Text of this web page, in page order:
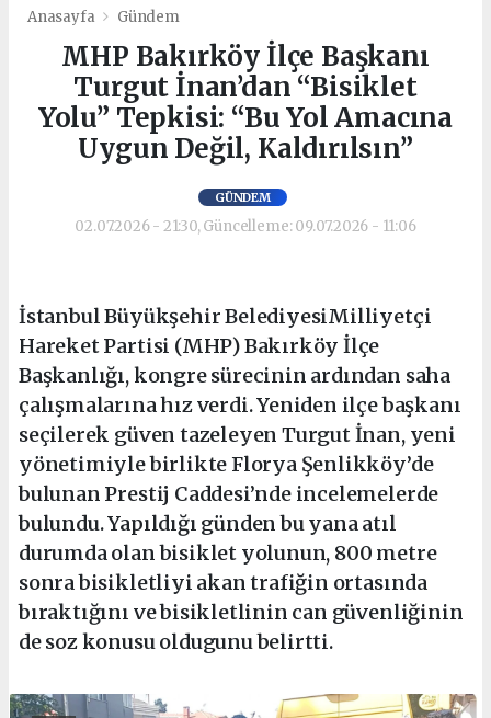
Anasayfa Gündem
MHP Bakırköy İlçe Başkanı
Turgut İnan’dan “Bisiklet
Yolu” Tepkisi: “Bu Yol Amacına
Uygun Değil, Kaldırılsın”
GÜNDEM
02.07.2026 - 21:30, Güncelleme: 09.07.2026 - 11:06
İstanbul Büyükşehir BelediyesiMilliyetçi
Hareket Partisi (MHP) Bakırköy İlçe
Başkanlığı, kongre sürecinin ardından saha
çalışmalarına hız verdi. Yeniden ilçe başkanı
seçilerek güven tazeleyen Turgut İnan, yeni
yönetimiyle birlikte Florya Şenlikköy’de
bulunan Prestij Caddesi’nde incelemelerde
bulundu. Yapıldığı günden bu yana atıl
durumda olan bisiklet yolunun, 800 metre
sonra bisikletliyi akan trafiğin ortasında
bıraktığını ve bisikletlinin can güvenliğinin
de soz konusu oldugunu belirtti.